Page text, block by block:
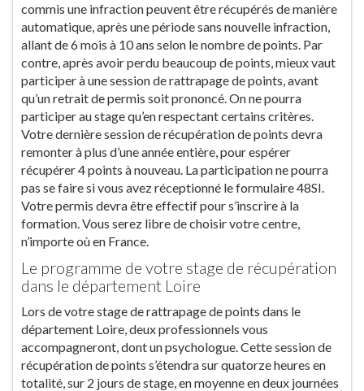
commis une infraction peuvent être récupérés de manière
automatique, après une période sans nouvelle infraction,
allant de 6 mois à 10 ans selon le nombre de points. Par
contre, après avoir perdu beaucoup de points, mieux vaut
participer à une session de rattrapage de points, avant
qu’un retrait de permis soit prononcé. On ne pourra
participer au stage qu’en respectant certains critères.
Votre dernière session de récupération de points devra
remonter à plus d’une année entière, pour espérer
récupérer 4 points à nouveau. La participation ne pourra
pas se faire si vous avez réceptionné le formulaire 48SI.
Votre permis devra être effectif pour s’inscrire à la
formation. Vous serez libre de choisir votre centre,
n’importe où en France.
Le programme de votre stage de récupération
dans le département Loire
Lors de votre stage de rattrapage de points dans le
département Loire, deux professionnels vous
accompagneront, dont un psychologue. Cette session de
récupération de points s’étendra sur quatorze heures en
totalité, sur 2 jours de stage, en moyenne en deux journées